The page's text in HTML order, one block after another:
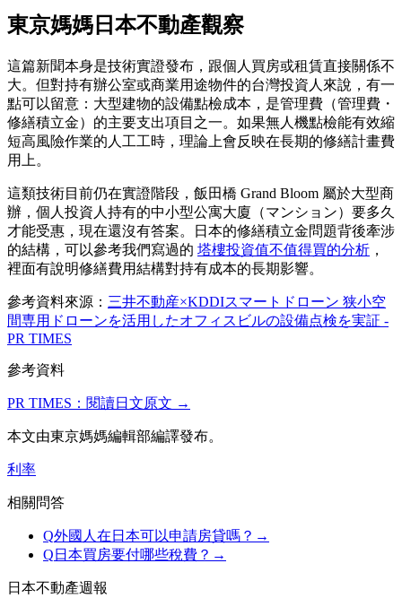
東京媽媽日本不動產觀察
這篇新聞本身是技術實證發布，跟個人買房或租賃直接關係不
大。但對持有辦公室或商業用途物件的台灣投資人來說，有一
點可以留意：大型建物的設備點檢成本，是管理費（管理費・
修繕積立金）的主要支出項目之一。如果無人機點檢能有效縮
短高風險作業的人工工時，理論上會反映在長期的修繕計畫費
用上。
這類技術目前仍在實證階段，飯田橋 Grand Bloom 屬於大型商
辦，個人投資人持有的中小型公寓大廈（マンション）要多久
才能受惠，現在還沒有答案。日本的修繕積立金問題背後牽涉
的結構，可以參考我們寫過的 塔樓投資值不值得買的分析 ，
裡面有說明修繕費用結構對持有成本的長期影響。
參考資料來源： 三井不動産×KDDIスマートドローン 狭小空
間専用ドローンを活用したオフィスビルの設備点検を実証 -
PR TIMES
參考資料
PR TIMES ：閱讀日文原文 →
本文由東京媽媽編輯部編譯發布。
利率
相關問答
Q外國人在日本可以申請房貸嗎？ →
Q 日本買房要付哪些稅費？ →
日本不動產週報